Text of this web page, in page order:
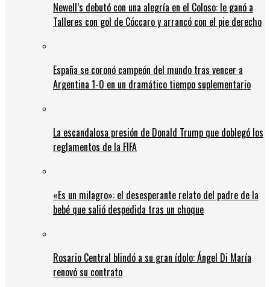
Newell’s debutó con una alegría en el Coloso: le ganó a
Talleres con gol de Cóccaro y arrancó con el pie derecho
España se coronó campeón del mundo tras vencer a
Argentina 1-0 en un dramático tiempo suplementario
La escandalosa presión de Donald Trump que doblegó los
reglamentos de la FIFA
«Es un milagro»: el desesperante relato del padre de la
bebé que salió despedida tras un choque
Rosario Central blindó a su gran ídolo: Ángel Di María
renovó su contrato